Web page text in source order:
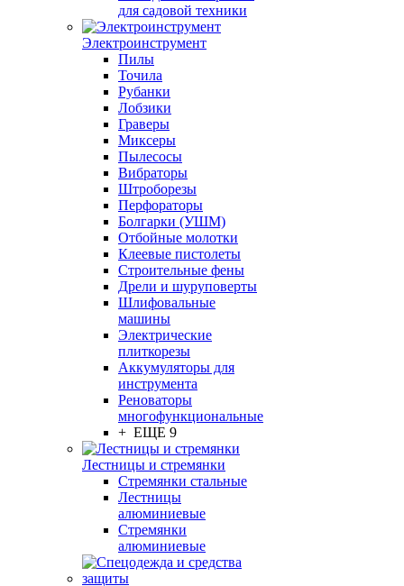
для садовой техники
Электроинструмент
Пилы
Точила
Рубанки
Лобзики
Граверы
Миксеры
Пылесосы
Вибраторы
Штроборезы
Перфораторы
Болгарки (УШМ)
Отбойные молотки
Клеевые пистолеты
Строительные фены
Дрели и шуруповерты
Шлифовальные
машины
Электрические
плиткорезы
Аккумуляторы для
инструмента
Реноваторы
многофункциональные
+ ЕЩЕ 9
Лестницы и стремянки
Стремянки стальные
Лестницы
алюминиевые
Стремянки
алюминиевые